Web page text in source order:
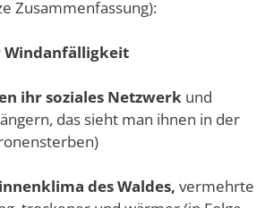
Zusammenfassung):
Windanfälligkeit
ihr soziales Netzwerk und
das sieht man ihnen in der
des Waldes, vermehrte